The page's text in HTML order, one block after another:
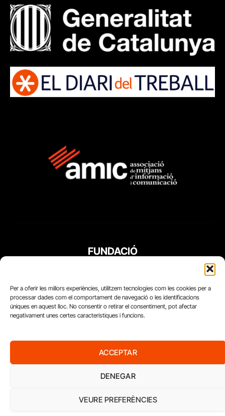
Per a oferir les millors experiències, utilitzem tecnologies com les cookies per a
processar dades com el comportament de navegació o les identificacions
úniques en aquest lloc. No consentir o retirar el consentiment, pot afectar
negativament unes certes característiques i funcions.
ACCEPTAR
DENEGAR
VEURE PREFERÈNCIES
FUNDACIÓ